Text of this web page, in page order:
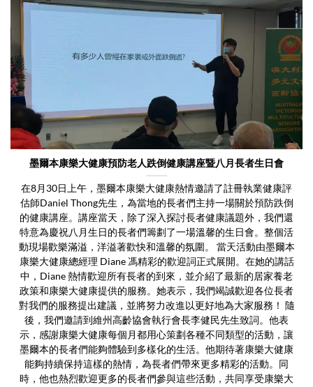
墨爾本康樂大健康預防老人跌倒健康講座暨八月長者生日會
在8月30日上午，墨爾本康樂大健康熱情邀請了註冊執業健康評
估師Daniel Thong先生，為當地的長者們主持一場關於預防跌倒
的健康講座。講座當天，除了深入探討長者健康議題外，我們還
特意為慶祝八月生日的長者們籌劃了一場溫馨的生日會。整個活
動現場歡樂滿溢，洋溢著歡快和溫馨的氛圍。 當天活動由墨爾本
康樂大健康總經理 Diane 馮精彩的歡迎詞正式展開。在她的講話
中，Diane 熱情歡迎所有長者的到來，並介紹了最新的居家養老
政策和康樂大健康提供的服務。她表示，我們竭誠歡迎各位長者
對我們的服務提出建議，並將努力改進以更好地為大家服務！ 隨
後，我們邀請到維州高齡協會執行會長李健民先生致詞。他表
示，感謝康樂大健康每個月都用心策劃各種不同類型的活動，讓
墨爾本的長者們能夠體驗到多樣化的生活。他期待著康樂大健康
能夠持續保持這樣的熱情，為長者們帶來更多精彩的活動。同
時，他也熱烈歡迎更多的長者們參與這些活動，共同享受康樂大